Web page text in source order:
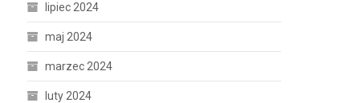
lipiec 2024
maj 2024
marzec 2024
luty 2024